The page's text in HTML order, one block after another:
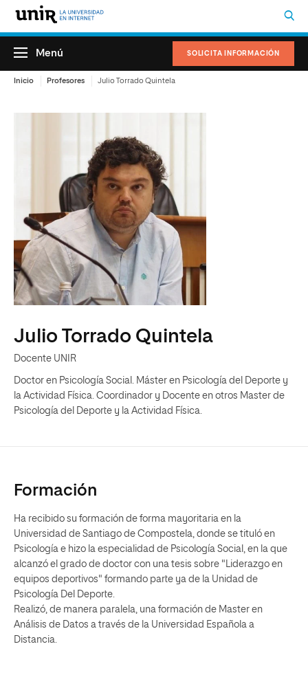
SOLICITA INFORMACIÓN
Menú
Inicio Profesores Julio Torrado Quintela
Julio Torrado Quintela
Docente UNIR
Doctor en Psicología Social. Máster en Psicología del Deporte y
la Actividad Física. Coordinador y Docente en otros Master de
Psicología del Deporte y la Actividad Física.
Formación
Ha recibido su formación de forma mayoritaria en la
Universidad de Santiago de Compostela, donde se tituló en
Psicología e hizo la especialidad de Psicología Social, en la que
alcanzó el grado de doctor con una tesis sobre "Liderazgo en
equipos deportivos" formando parte ya de la Unidad de
Psicología Del Deporte.
Realizó, de manera paralela, una formación de Master en
Análisis de Datos a través de la Universidad Española a
Distancia.